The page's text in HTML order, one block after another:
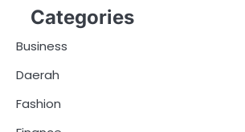
Categories
Business
Daerah
Fashion